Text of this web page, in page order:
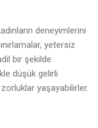
deneyimlerini
yetersiz
bir şekilde
düşük gelirli
yaşayabilirler.